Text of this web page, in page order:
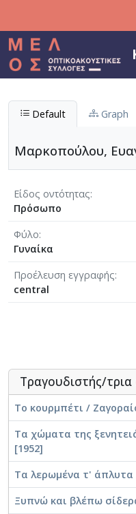
Default Graph
Μαρκοπούλου,
Είδος οντότητας
Πρόσωπο
Φύλο
Γυναίκα
Προέλευση εγγραφής
central
Τραγουδιστής/τρια
Το κουρμπέτι /
Τα χώματα της
[1952]
Τα λερωμένα τ' άπλυτα
Ξυπνώ και βλέπω